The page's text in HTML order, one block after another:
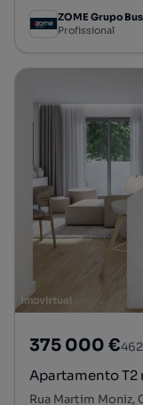
ZOME Grupo
Profissional
375 000 €
Apartamento T2